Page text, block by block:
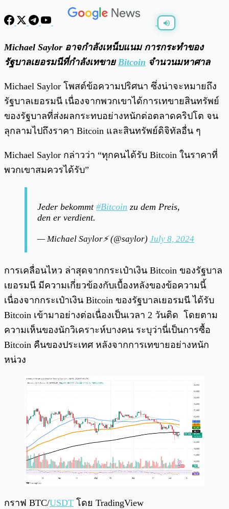
0:00
Michael Saylor อาจกำลังเหน็บแนม การกระทำของ
รัฐบาลเยอรมนีที่กำลังเทขายBitcoin จำนวนมหาศาล
Michael Saylor โพสต์ข้อความปริศนา ซึ่งน่าจะหมายถึง
รัฐบาลเยอรมนี เนื่องจากพวกเขาได้การเทขายสินทรัพย์
ของรัฐบาลที่ส่งผลกระทบอย่างหนักต่อตลาดคริปโต จน
ลุกลามไปถึงราคา Bitcoin และสินทรัพย์ดิจิทัลอื่น ๆ
Michael Saylor กล่าวว่า “ทุกคนได้รับ Bitcoin ในราคาที่
พวกเขาสมควรได้รับ”
Jeder bekommt #Bitcoin zu dem Preis,
den er verdient.
— Michael Saylor⚡️ (@saylor) July 8, 2024
การเคลื่อนไหว ล่าสุดจากกระเป๋าเงิน Bitcoin ของรัฐบาล
เยอรมนี มีความเกี่ยวข้องกับเบื้องหลังของข้อความนี้
เนื่องจากกระเป๋าเงิน Bitcoin ของรัฐบาลเยอรมนี ได้รับ
Bitcoin เข้ามาอย่างต่อเนื่องเป็นเวลา 2 วันติด โดยตาม
ความเห็นของนักวิเคราะห์บางคน ระบุว่านี่เป็นการซื้อ
Bitcoin คืนของประเทศ หลังจากการเทขายอย่างหนัก
หน่วง
กราฟ BTC/USDT โดย TradingView